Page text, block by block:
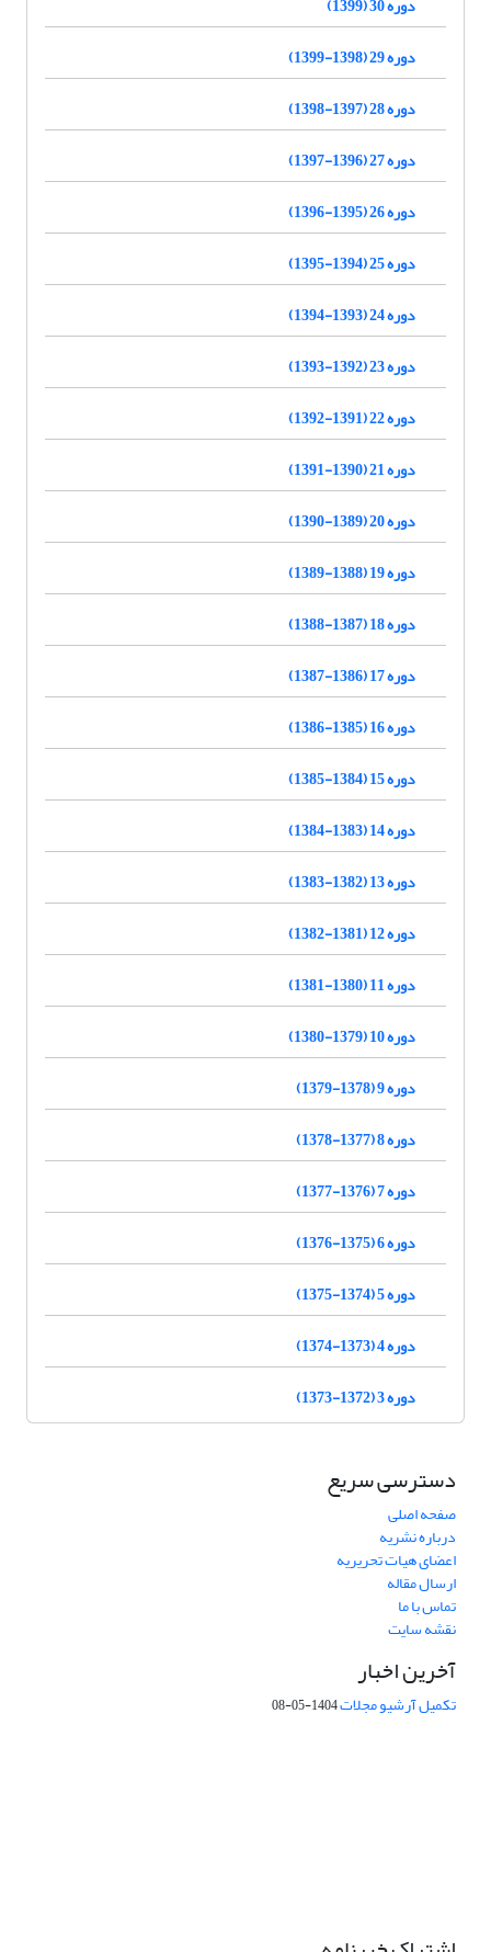
دوره 29 (1398-1399)
دوره 28 (1397-1398)
دوره 27 (1396-1397)
دوره 26 (1395-1396)
دوره 25 (1394-1395)
دوره 24 (1393-1394)
دوره 23 (1392-1393)
دوره 22 (1391-1392)
دوره 21 (1390-1391)
دوره 20 (1389-1390)
دوره 19 (1388-1389)
دوره 18 (1387-1388)
دوره 17 (1386-1387)
دوره 16 (1385-1386)
دوره 15 (1384-1385)
دوره 14 (1383-1384)
دوره 13 (1382-1383)
دوره 12 (1381-1382)
دوره 11 (1380-1381)
دوره 10 (1379-1380)
دوره 9 (1378-1379)
دوره 8 (1377-1378)
دوره 7 (1376-1377)
دوره 6 (1375-1376)
دوره 5 (1374-1375)
دوره 4 (1373-1374)
دوره 3 (1372-1373)
دسترسی سریع
صفحه اصلی
درباره نشریه
اعضای هیات تحریریه
ارسال مقاله
تماس با ما
نقشه سایت
آخرین اخبار
تکمیل آرشیو مجلات1404-05-08